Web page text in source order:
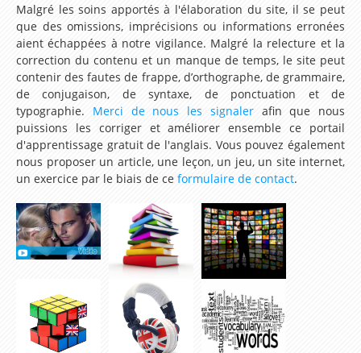
Lesson 29 – How long have you studied French ?
Lesson 30 – You’ve already been a big champion,
haven’t you ?
Vidéos
Vidéos Ted et Betty
Lire et écouter des livres en anglais (english talking
book)
Animations et Vidéos en Anglais
Chansons et Comptines pour apprendre l'anglais
Dessins animés pour apprendre l'anglais
Extraits de films, documentaires, discours pour
apprendre l'anglais
Karaoke version Anglaise
Malgré les soins apportés à l'élaboration du site, il se peut
que des omissions, imprécisions ou informations erronées
aient échappées à notre vigilance. Malgré la relecture et la
correction du contenu et un manque de temps, le site peut
contenir des fautes de frappe, d’orthographe, de grammaire,
de conjugaison, de syntaxe, de ponctuation et de
typographie. Merci de nous les signalerafin que nous
puissions les corriger et améliorer ensemble ce portail
d'apprentissage gratuit de l'anglais. Vous pouvez également
nous proposer un article, une leçon, un jeu, un site internet,
un exercice par le biais de ce formulaire de contact.